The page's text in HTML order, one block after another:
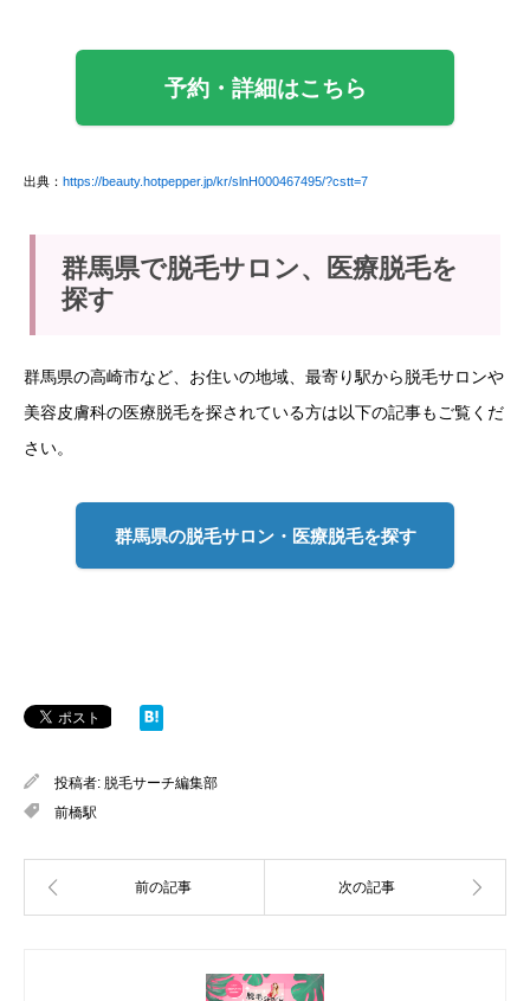
予約・詳細はこちら
出典： https://beauty.hotpepper.jp/kr/slnH000467495/?cstt=7
群馬県で脱毛サロン、医療脱毛を
探す
群馬県の高崎市など、お住いの地域、最寄り駅から脱毛サロンや
美容皮膚科の医療脱毛を探されている方は以下の記事もご覧くだ
さい。
群馬県の脱毛サロン・医療脱毛を探す
投稿者: 脱毛サーチ編集部
前橋駅